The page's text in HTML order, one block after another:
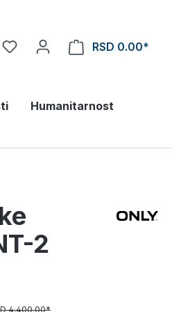
RSD 0.00*
Humanitarnost
2
4,400.00*